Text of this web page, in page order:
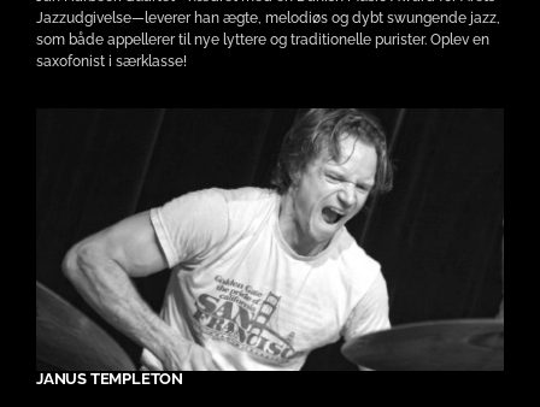
Jazzudgivelse—leverer han ægte, melodiøs og dybt swungende jazz,
som både appellerer til nye lyttere og traditionelle purister. Oplev en
saxofonist i særklasse!
JANUS TEMPLETON